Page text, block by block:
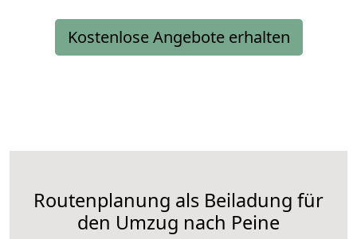
Kostenlose Angebote erhalten
Routenplanung als Beiladung für
den Umzug nach Peine